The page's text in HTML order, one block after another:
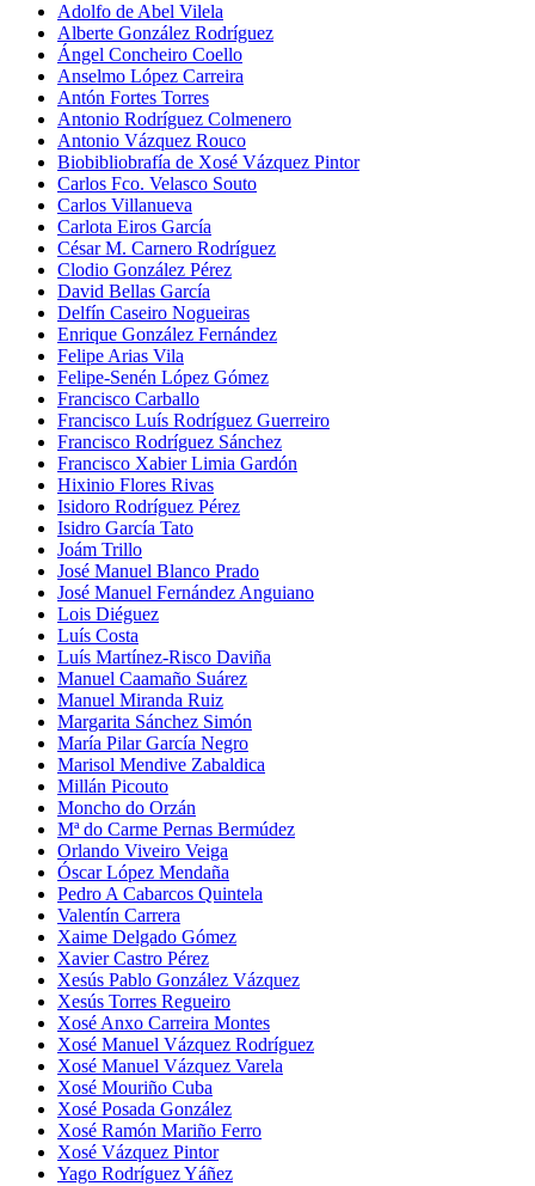
Adolfo de Abel Vilela
Alberte González Rodríguez
Ángel Concheiro Coello
Anselmo López Carreira
Antón Fortes Torres
Antonio Rodríguez Colmenero
Antonio Vázquez Rouco
Biobibliobrafía de Xosé Vázquez Pintor
Carlos Fco. Velasco Souto
Carlos Villanueva
Carlota Eiros García
César M. Carnero Rodríguez
Clodio González Pérez
David Bellas García
Delfín Caseiro Nogueiras
Enrique González Fernández
Felipe Arias Vila
Felipe-Senén López Gómez
Francisco Carballo
Francisco Luís Rodríguez Guerreiro
Francisco Rodríguez Sánchez
Francisco Xabier Limia Gardón
Hixinio Flores Rivas
Isidoro Rodríguez Pérez
Isidro García Tato
Joám Trillo
José Manuel Blanco Prado
José Manuel Fernández Anguiano
Lois Diéguez
Luís Costa
Luís Martínez-Risco Daviña
Manuel Caamaño Suárez
Manuel Miranda Ruiz
Margarita Sánchez Simón
María Pilar García Negro
Marisol Mendive Zabaldica
Millán Picouto
Moncho do Orzán
Mª do Carme Pernas Bermúdez
Orlando Viveiro Veiga
Óscar López Mendaña
Pedro A Cabarcos Quintela
Valentín Carrera
Xaime Delgado Gómez
Xavier Castro Pérez
Xesús Pablo González Vázquez
Xesús Torres Regueiro
Xosé Anxo Carreira Montes
Xosé Manuel Vázquez Rodríguez
Xosé Manuel Vázquez Varela
Xosé Mouriño Cuba
Xosé Posada González
Xosé Ramón Mariño Ferro
Xosé Vázquez Pintor
Yago Rodríguez Yáñez